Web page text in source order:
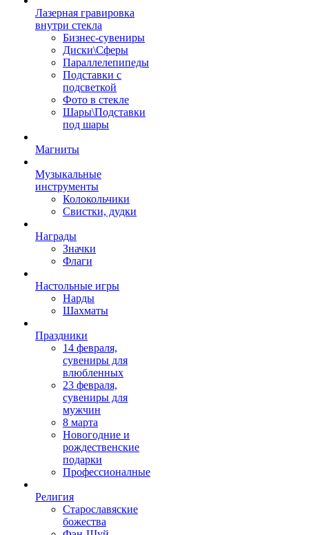
Лазерная гравировка
внутри стекла
Бизнес-сувениры
Диски\Сферы
Параллелепипеды
Подставки с
подсветкой
Фото в стекле
Шары\Подставки
под шары
Магниты
Музыкальные
инструменты
Колокольчики
Свистки, дудки
Награды
Значки
Флаги
Настольные игры
Нарды
Шахматы
Праздники
14 февраля,
сувениры для
влюбленных
23 февраля,
сувениры для
мужчин
8 марта
Новогодние и
рождественские
подарки
Профессионалные
Религия
Старославяские
божества